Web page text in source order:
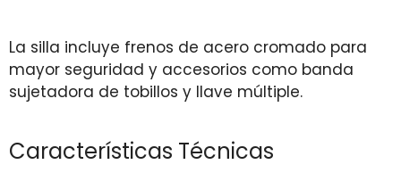
La silla incluye frenos de acero cromado para
mayor seguridad y accesorios como banda
sujetadora de tobillos y llave múltiple.
Características Técnicas